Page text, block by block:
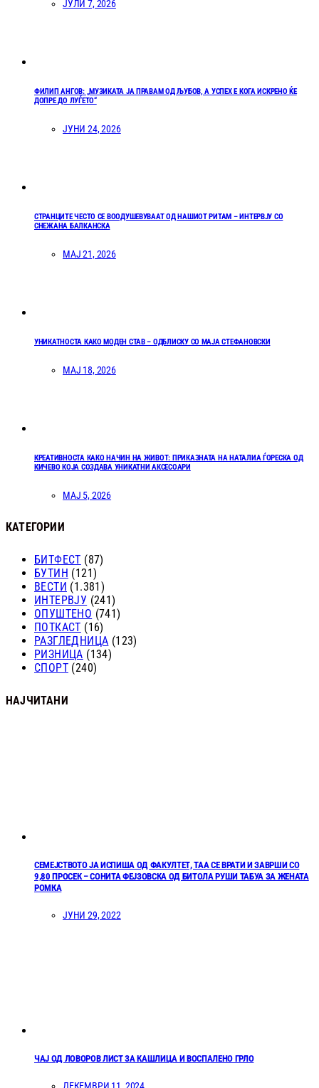
ЈУЛИ 7, 2026
ФИЛИП АНГОВ: „МУЗИКАТА ЈА ПРАВАМ ОД ЉУБОВ, А УСПЕХ Е КОГА ИСКРЕНО ЌЕ
ДОПРЕ ДО ЛУЃЕТО“
ЈУНИ 24, 2026
СТРАНЦИТЕ ЧЕСТО СЕ ВООДУШЕВУВААТ ОД НАШИОТ РИТАМ – ИНТЕРВЈУ СО
СНЕЖАНА БАЛКАНСКА
МАЈ 21, 2026
УНИКАТНОСТА КАКО МОДЕН СТАВ – ОДБЛИСКУ СО МАЈА СТЕФАНОВСКИ
МАЈ 18, 2026
КРЕАТИВНОСТА КАКО НАЧИН НА ЖИВОТ: ПРИКАЗНАТА НА НАТАЛИА ЃОРЕСКА ОД
КИЧЕВО КОЈА СОЗДАВА УНИКАТНИ АКСЕСОАРИ
МАЈ 5, 2026
КАТЕГОРИИ
БИТФЕСТ (87)
БУТИН (121)
ВЕСТИ (1.381)
ИНТЕРВЈУ (241)
ОПУШТЕНО (741)
ПОТКАСТ (16)
РАЗГЛЕДНИЦА (123)
РИЗНИЦА (134)
СПОРТ (240)
НАЈЧИТАНИ
СЕМЕЈСТВОТО ЈА ИСПИША ОД ФАКУЛТЕТ, ТАА СЕ ВРАТИ И ЗАВРШИ СО
9,80 ПРОСЕК – СОНИТА ФЕЈЗОВСКА ОД БИТОЛА РУШИ ТАБУА ЗА ЖЕНАТА
РОМКА
ЈУНИ 29, 2022
ЧАЈ ОД ЛОВОРОВ ЛИСТ ЗА КАШЛИЦА И ВОСПАЛЕНО ГРЛО